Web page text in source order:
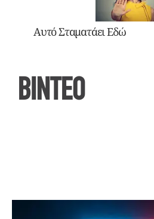
Αυτό Σταματάει Εδώ
ΒΙΝΤΕΟ